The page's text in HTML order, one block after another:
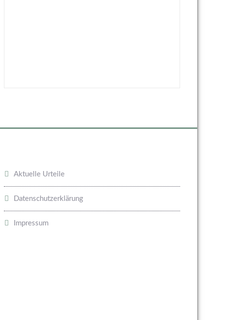
Aktuelle Urteile
Datenschutzerklärung
Impressum